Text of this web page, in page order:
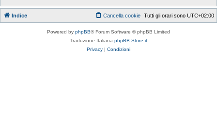
Indice Tutti gli orari sono UTC+02:00
Cancella cookie
Powered by phpBB® Forum Software © phpBB Limited
Traduzione Italiana phpBB-Store.it
Privacy | Condizioni